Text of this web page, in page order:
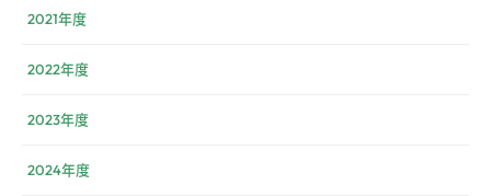
2021年度
2022年度
2023年度
2024年度